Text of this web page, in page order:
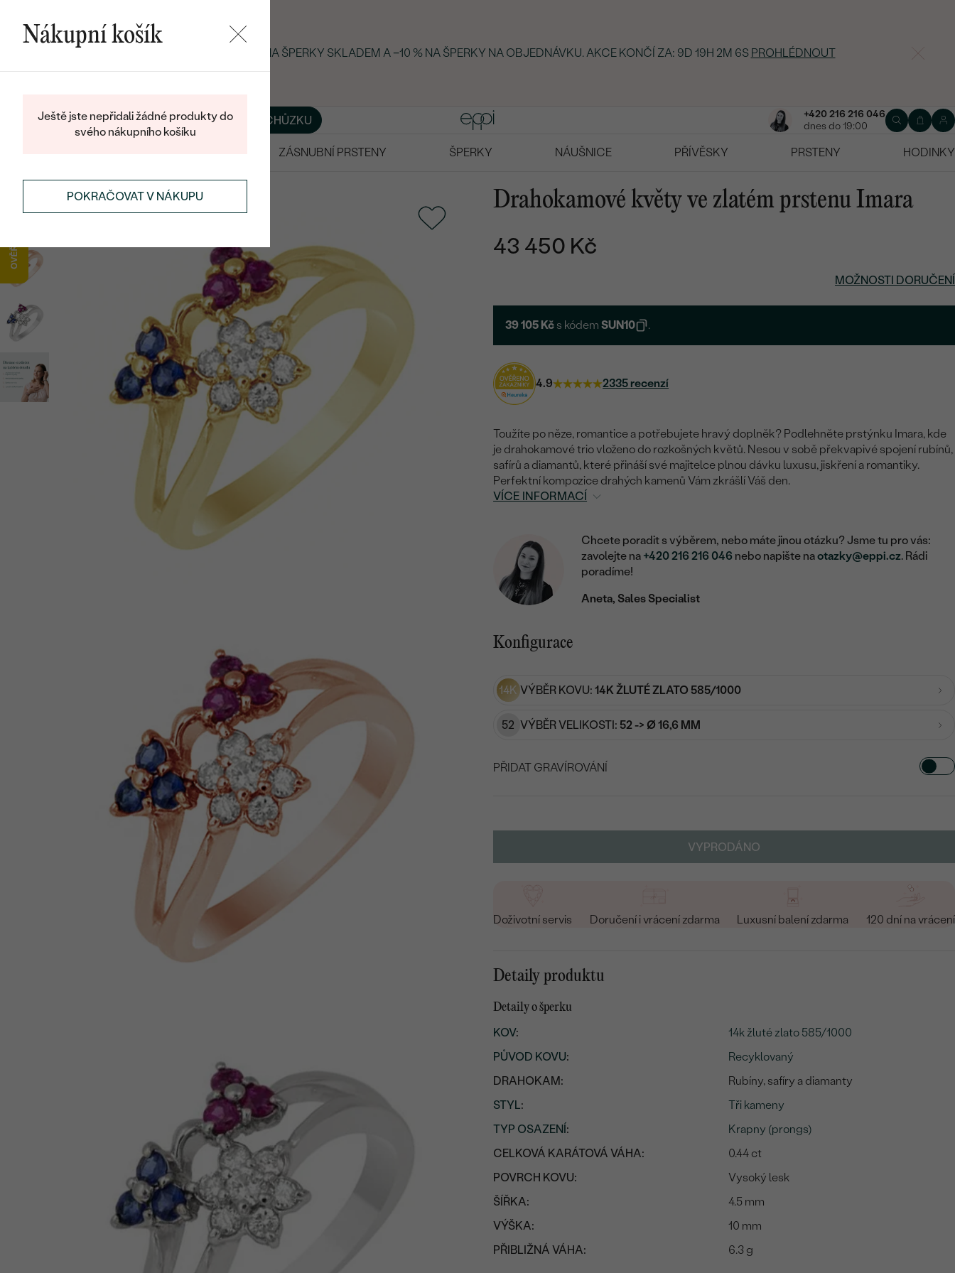
LETNÍ BLACK FRIDAY: −25 % NA ŠPERKY SKLADEM A −10 % NA ŠPERKY NA OBJEDNÁVKU. AKCE KONČÍ ZA: 9D 19H 2M 5S PROHLÉDNOUT
BLOGŠPERKY NA MÍRU DOMLUVIT SI SCHŮZKU
+420 216 216 046
dnes do 19:00
ZÁSNUBNÍ PRSTENY ŠPERKY NÁUŠNICE PŘÍVĚSKY PRSTENY
HODINKY
PRSTENYPRSTENY S DRAHOKAMY
Drahokamové květy ve zlatém prstenu Imara
43 450 Kč
MOŽNOSTI DORUČENÍ
39 105 Kč s kódemSUN10 .
4.9 2335 recenzí
Toužíte po něze, romantice a potřebujete hravý doplněk? Podlehněte prstýnku Imara, kde
je drahokamové trio vloženo do rozkošných květů. Nesou v sobě překvapivé spojení rubínů,
safírů a diamantů, které přináší své majitelce plnou dávku luxusu, jiskření a romantiky.
Perfektní kompozice drahých kamenů Vám zkrášlí Váš den.
VÍCE INFORMACÍ
Chcete poradit s výběrem, nebo máte jinou otázku? Jsme tu pro vás:
zavolejte na +420 216 216 046 nebo napište naotazky@eppi.cz. Rádi
poradíme!
Aneta, Sales Specialist
Konfigurace
14K VÝBĚR KOVU: 14K ŽLUTÉ ZLATO 585/1000
52 VÝBĚR VELIKOSTI: 52 -> Ø 16,6 MM
PŘIDAT GRAVÍROVÁNÍ
Napište iniciály/text
VYPRODÁNO
Doživotní servis Doručení i vrácení zdarma Luxusní balení zdarma 120 dní na vrácení
Detaily produktu
Detaily o šperku
KOV:
14k žluté zlato 585/1000
PŮVOD KOVU:
Recyklovaný
DRAHOKAM:
Rubíny, safíry a diamanty
STYL:
Tři kameny
TYP OSAZENÍ :
Krapny (prongs)
CELKOVÁ KARÁTOVÁ VÁHA:
0.44 ct
POVRCH KOVU:
Vysoký lesk
ŠÍŘKA:
4.5 mm
VÝŠKA:
10 mm
PŘIBLIŽNÁ VÁHA:
6.3 g
Nákupní košík
Ještě jste nepřidali žádné produkty do
svého nákupního košíku
POKRAČOVAT V NÁKUPU